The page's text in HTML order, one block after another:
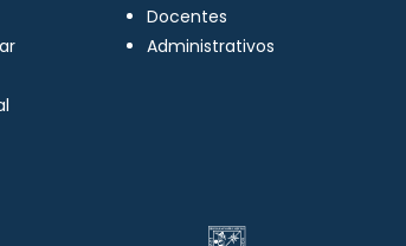
Docentes
Administrativos